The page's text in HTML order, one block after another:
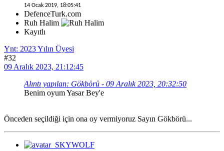
14 Ocak 2019, 18:05:41
DefenceTurk.com
Ruh Halim
Kayıtlı
Ynt: 2023 Yılın Üyesi
#32
09 Aralık 2023, 21:12:45
Alıntı yapılan: Gökbörü - 09 Aralık 2023, 20:32:50
Benim oyum Yasar Bey'e
Önceden seçildiği için ona oy vermiyoruz Sayın Gökbörü...